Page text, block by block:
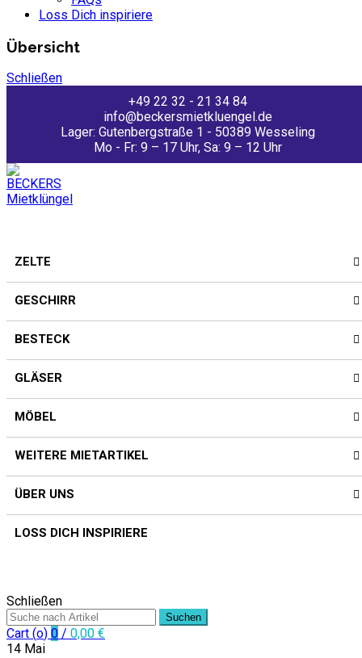
Loss Dich inspiriere
Übersicht
Schließen
+49 22 32 - 21 34 84
info@beckersmietkluengel.de
Lager: Gutenbergstraße 1 - 50389 Wesseling
Mo - Fr: 9 – 17 Uhr, Sa: 9 – 12 Uhr
ZELTE
GESCHIRR
BESTECK
GLÄSER
MÖBEL
WEITERE MIETARTIKEL
ÜBER UNS
LOSS DICH INSPIRIERE
Schließen
Suchen
Cart (o) 0 / 0,00 €
14 Mai